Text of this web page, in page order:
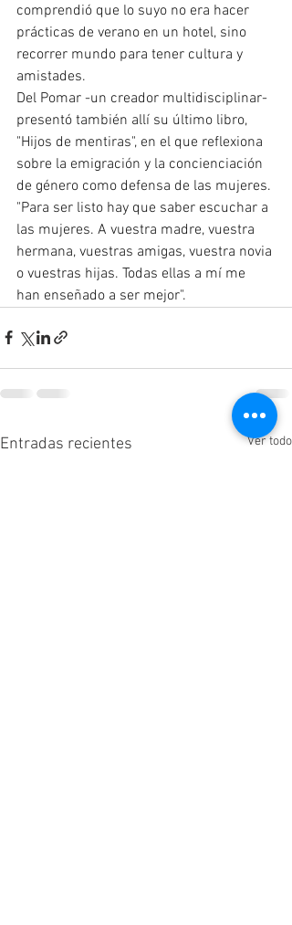
comprendió que lo suyo no era hacer
prácticas de verano en un hotel, sino
recorrer mundo para tener cultura y
amistades.
Del Pomar -un creador multidisciplinar-
presentó también allí su último libro,
"Hijos de mentiras", en el que reflexiona
sobre la emigración y la concienciación
de género como defensa de las mujeres.
"Para ser listo hay que saber escuchar a
las mujeres. A vuestra madre, vuestra
hermana, vuestras amigas, vuestra novia
o vuestras hijas. Todas ellas a mí me
han enseñado a ser mejor".
Entradas recientes Ver todo